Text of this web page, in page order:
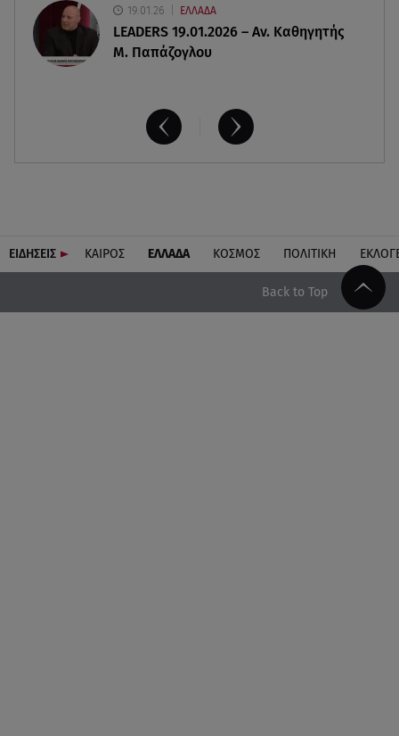
19.01.26 ΕΛΛΑΔΑ
LEADERS 19.01.2026 – Αν. Καθηγητής
Μ. Παπάζογλου
ΕΙΔΗΣΕΙΣ ΚΑΙΡΟΣ ΕΛΛΑΔΑ ΚΟΣΜΟΣ ΠΟΛΙΤΙΚΗ
Back to Top